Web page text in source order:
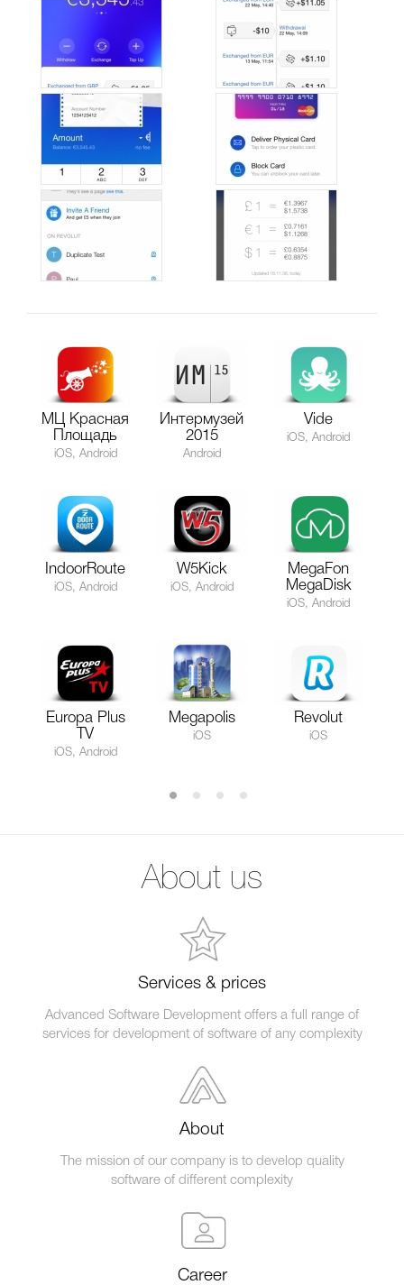
МЦ Красная
Площадь
iOS, Android
Интермузей
2015
Android
Vide
iOS, Android
IndoorRoute
iOS, Android
W5Kick
iOS, Android
MegaFon
MegaDisk
iOS, Android
Europa Plus
TV
iOS, Android
Megapolis
iOS
Revolut
iOS
About us
Services & prices
Advanced Software Development offers a full range of
services for development of software of any complexity
About
The mission of our company is to develop quality
software of different complexity
Career